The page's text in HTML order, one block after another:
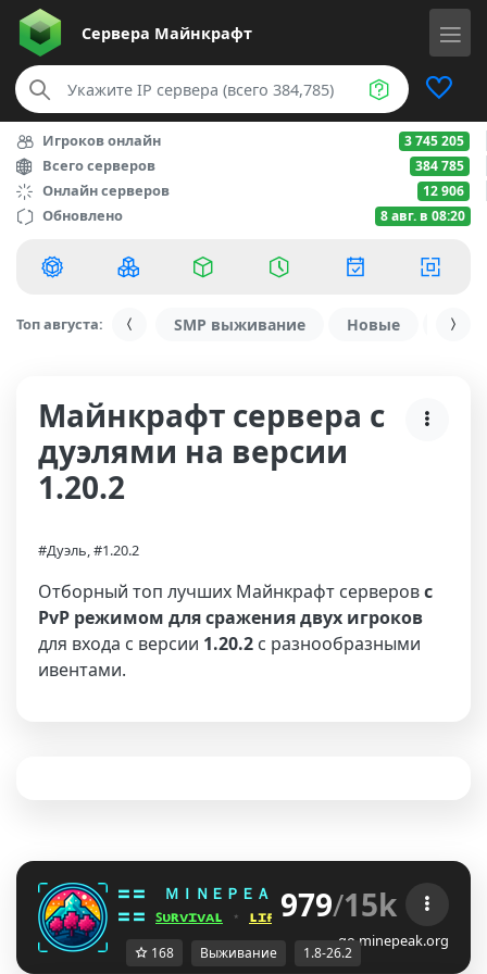
Сервера Майнкрафт
Игроков онлайн 3 745 205
Всего серверов 384 785
Онлайн серверов 12 906
Обновлено 8 авг. в 08:20
Топ августа: SMP выживание Новые С
Майнкрафт сервера с
дуэлями на версии
1.20.2
#Дуэль, #1.20.2
Отборный топ лучших Майнкрафт серверовс
PvP режимом для сражения двух игроков
для входа с версии 1.20.2 с разнообразными
ивентами.
〓〓 ＭＩＮＥＰＥＡＫ ¤ 1.8 - 26.2
〓〓 ꜱᴜʀᴠɪᴠᴀʟ ⋆ ʟɪғᴇꜱᴛᴇᴀʟ ⋆ ʙᴇᴅᴡᴀʀꜱ ⋆
979/15k
go.minepeak.org
168 Выживание 1.8-26.2